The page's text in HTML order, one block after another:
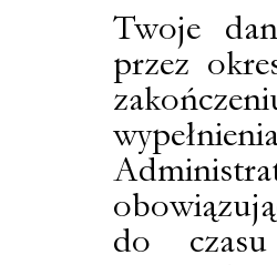
Twoje
przez
do czasu